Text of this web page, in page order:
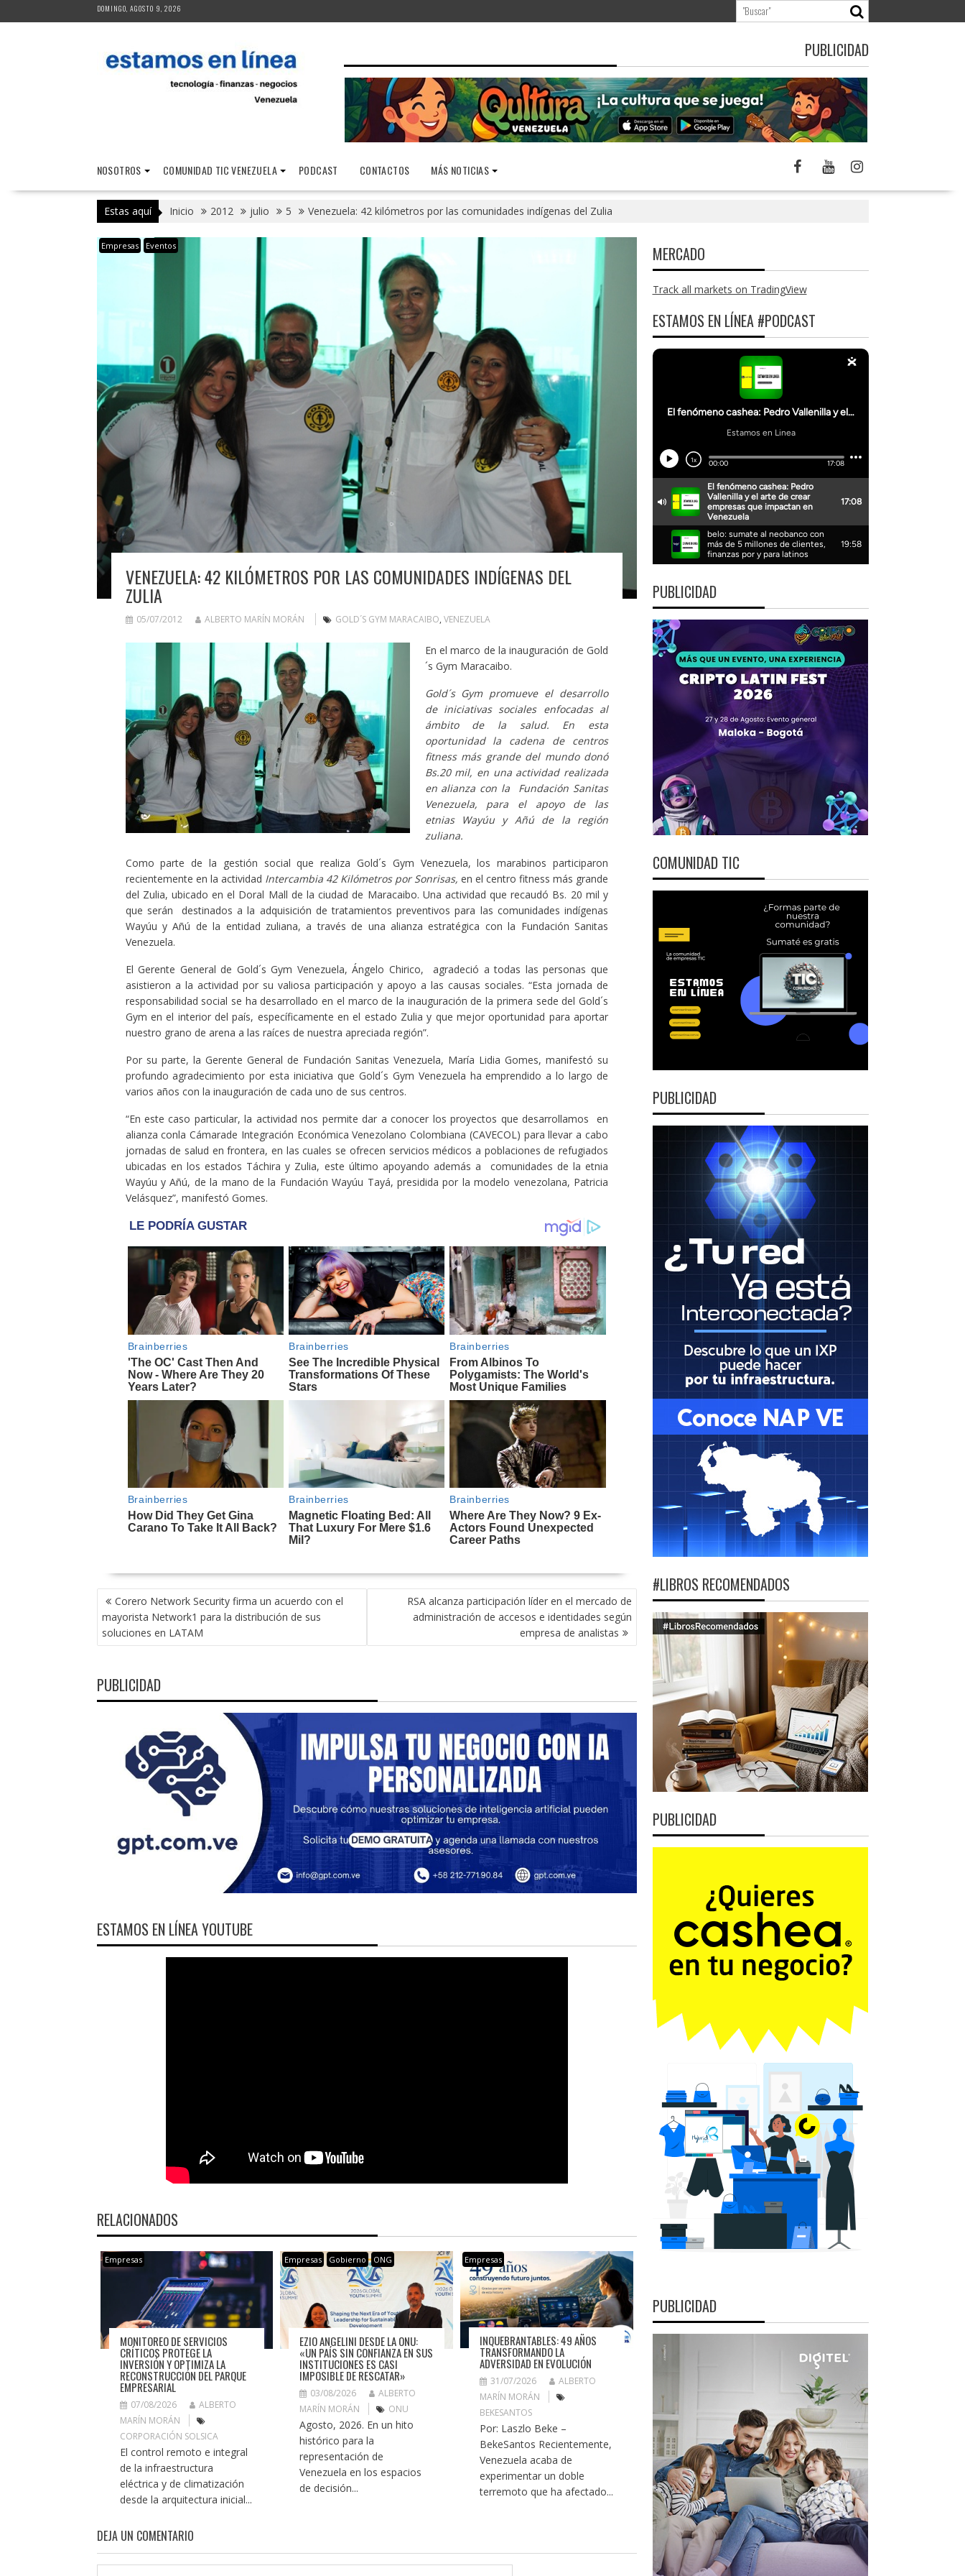
al
DOMINGO, AGOSTO 9, 2026
PUBLICIDAD
NOSOTROS COMUNIDAD TIC VENEZUELA PODCAST CONTACTOS MÁS NOTICIAS
Estas aquí Inicio 2012 julio 5 Venezuela: 42 kilómetros por las comunidades indígenas del Zulia
Empresas Eventos
VENEZUELA: 42 KILÓMETROS POR LAS COMUNIDADES INDÍGENAS DEL
ZULIA
05/07/2012 ALBERTO MARÍN MORÁN GOLD´S GYM MARACAIBO, VENEZUELA
En el marco de la inauguración de Gold
´s Gym Maracaibo.
Gold´s Gym promueve el desarrollo
de iniciativas sociales enfocadas al
ámbito de la salud. En esta
oportunidad la cadena de centros
fitness más grande del mundo donó
Bs.20 mil, en una actividad realizada
en alianza con la Fundación Sanitas
Venezuela, para el apoyo de las
etnias Wayúu y Añú de la región
zuliana.
Como parte de la gestión social que realiza Gold´s Gym Venezuela, los marabinos participaron
recientemente en la actividad Intercambia 42 Kilómetros por Sonrisas, en el centro fitness más grande
del Zulia, ubicado en el Doral Mall de la ciudad de Maracaibo. Una actividad que recaudó Bs. 20 mil y
que serán destinados a la adquisición de tratamientos preventivos para las comunidades indígenas
Wayúu y Añú de la entidad zuliana, a través de una alianza estratégica con la Fundación Sanitas
Venezuela.
El Gerente General de Gold´s Gym Venezuela, Ángelo Chirico, agradeció a todas las personas que
asistieron a la actividad por su valiosa participación y apoyo a las causas sociales. “Esta jornada de
responsabilidad social se ha desarrollado en el marco de la inauguración de la primera sede del Gold´s
Gym en el interior del país, específicamente en el estado Zulia y que mejor oportunidad para aportar
nuestro grano de arena a las raíces de nuestra apreciada región”.
Por su parte, la Gerente General de Fundación Sanitas Venezuela, María Lidia Gomes, manifestó su
profundo agradecimiento por esta iniciativa que Gold´s Gym Venezuela ha emprendido a lo largo de
varios años con la inauguración de cada uno de sus centros.
“En este caso particular, la actividad nos permite dar a conocer los proyectos que desarrollamos en
alianza conla Cámarade Integración Económica Venezolano Colombiana (CAVECOL) para llevar a cabo
jornadas de salud en frontera, en las cuales se ofrecen servicios médicos a poblaciones de refugiados
ubicadas en los estados Táchira y Zulia, este último apoyando además a comunidades de la etnia
Wayúu y Añú, de la mano de la Fundación Wayúu Tayá, presidida por la modelo venezolana, Patricia
Velásquez”, manifestó Gomes.
NAVEGACIÓN
DE
ENTRADAS
Corero Network Security firma un acuerdo con el
mayorista Network1 para la distribución de sus
soluciones en LATAM
RSA alcanza participación líder en el mercado de
administración de accesos e identidades según
empresa de analistas
PUBLICIDAD
ESTAMOS EN LÍNEA YOUTUBE
RELACIONADOS
Empresas
MONITOREO DE SERVICIOS
CRÍTICOS PROTEGE LA
INVERSIÓN Y OPTIMIZA LA
RECONSTRUCCIÓN DEL PARQUE
EMPRESARIAL
07/08/2026
ALBERTO
MARÍN MORÁN
CORPORACIÓN SOLSICA
El control remoto e integral
de la infraestructura
eléctrica y de climatización
desde la arquitectura inicial...
Empresas Gobierno ONG
EZIO ANGELINI DESDE LA ONU:
«UN PAÍS SIN CONFIANZA EN SUS
INSTITUCIONES ES CASI
IMPOSIBLE DE RESCATAR»
03/08/2026
ALBERTO
MARÍN MORÁN
ONU
Agosto, 2026. En un hito
histórico para la
representación de
Venezuela en los espacios
de decisión...
Empresas
INQUEBRANTABLES: 49 AÑOS
TRANSFORMANDO LA
ADVERSIDAD EN EVOLUCIÓN
31/07/2026
ALBERTO
MARÍN MORÁN
BEKESANTOS
Por: Laszlo Beke –
BekeSantos Recientemente,
Venezuela acaba de
experimentar un doble
terremoto que ha afectado...
DEJA UN COMENTARIO
MERCADO
Track all markets on TradingView
ESTAMOS EN LÍNEA #PODCAST
PUBLICIDAD
COMUNIDAD TIC
PUBLICIDAD
#LIBROS RECOMENDADOS
PUBLICIDAD
PUBLICIDAD